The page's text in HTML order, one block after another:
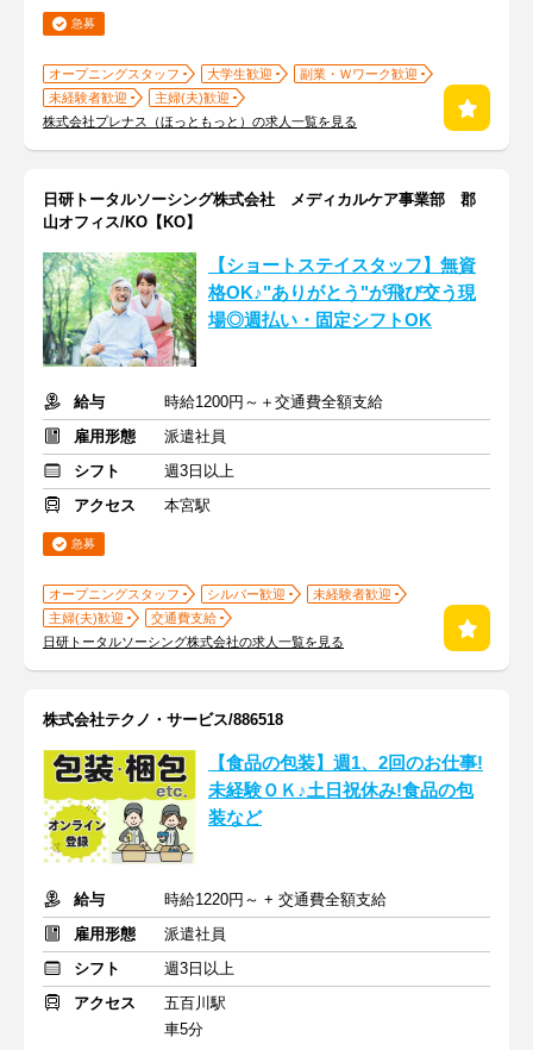
急募
オープニングスタッフ 大学生歓迎
副業・Ｗワーク歓迎
未経験者歓迎
主婦(夫)歓迎
株式会社プレナス（ほっともっと）の求人一覧を見る
日研トータルソーシング株式会社 メディカルケア事業部 郡
山オフィス/KO【KO】
【ショートステイスタッフ】無資
格OK♪"ありがとう"が飛び交う現
場◎週払い・固定シフトOK
給与
時給1200円～＋交通費全額支給
雇用形態
派遣社員
シフト
週3日以上
アクセス
本宮駅
急募
オープニングスタッフ シルバー歓迎
未経験者歓迎
主婦(夫)歓迎
交通費支給
日研トータルソーシング株式会社の求人一覧を見る
株式会社テクノ・サービス/886518
【食品の包装】週1、2回のお仕事!
未経験ＯＫ♪土日祝休み!食品の包
装など
給与
時給1220円～ + 交通費全額支給
雇用形態
派遣社員
シフト
週3日以上
アクセス
五百川駅
車5分